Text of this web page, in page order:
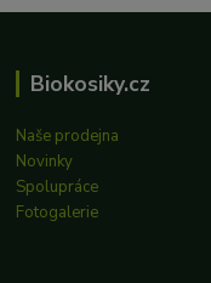
Biokosiky.cz
Naše prodejna
Novinky
Spolupráce
Fotogalerie